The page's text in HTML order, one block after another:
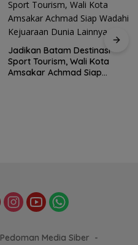
15 Gempuran Antar Spanyol
ke Perempat Final Piala
Pedoman Media Siber